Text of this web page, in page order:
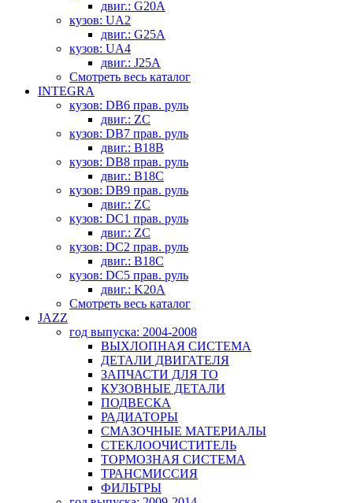
двиг.: G20A
кузов: UA2
двиг.: G25A
кузов: UA4
двиг.: J25A
Смотреть весь каталог
INTEGRA
кузов: DB6 прав. руль
двиг.: ZC
кузов: DB7 прав. руль
двиг.: B18B
кузов: DB8 прав. руль
двиг.: B18C
кузов: DB9 прав. руль
двиг.: ZC
кузов: DC1 прав. руль
двиг.: ZC
кузов: DC2 прав. руль
двиг.: B18C
кузов: DC5 прав. руль
двиг.: K20A
Смотреть весь каталог
JAZZ
год выпуска: 2004-2008
ВЫХЛОПНАЯ СИСТЕМА
ДЕТАЛИ ДВИГАТЕЛЯ
ЗАПЧАСТИ ДЛЯ ТО
КУЗОВНЫЕ ДЕТАЛИ
ПОДВЕСКА
РАДИАТОРЫ
СМАЗОЧНЫЕ МАТЕРИАЛЫ
СТЕКЛООЧИСТИТЕЛЬ
ТОРМОЗНАЯ СИСТЕМА
ТРАНСМИССИЯ
ФИЛЬТРЫ